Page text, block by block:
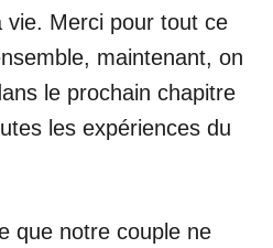
vie. Merci pour tout ce
maintenant, on
le prochain chapitre
les expériences du
que notre couple ne